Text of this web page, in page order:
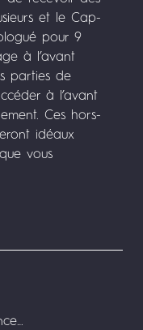
et le Cap-
pour 9
à l’avant
parties de
à l’avant
Ces hors-
idéaux
vous